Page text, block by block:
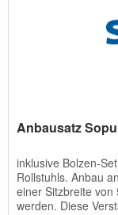
Anbausatz
inklusive Bolzen-
Rollstuhls. Anbau
einer Sitzbreite
werden. Diese